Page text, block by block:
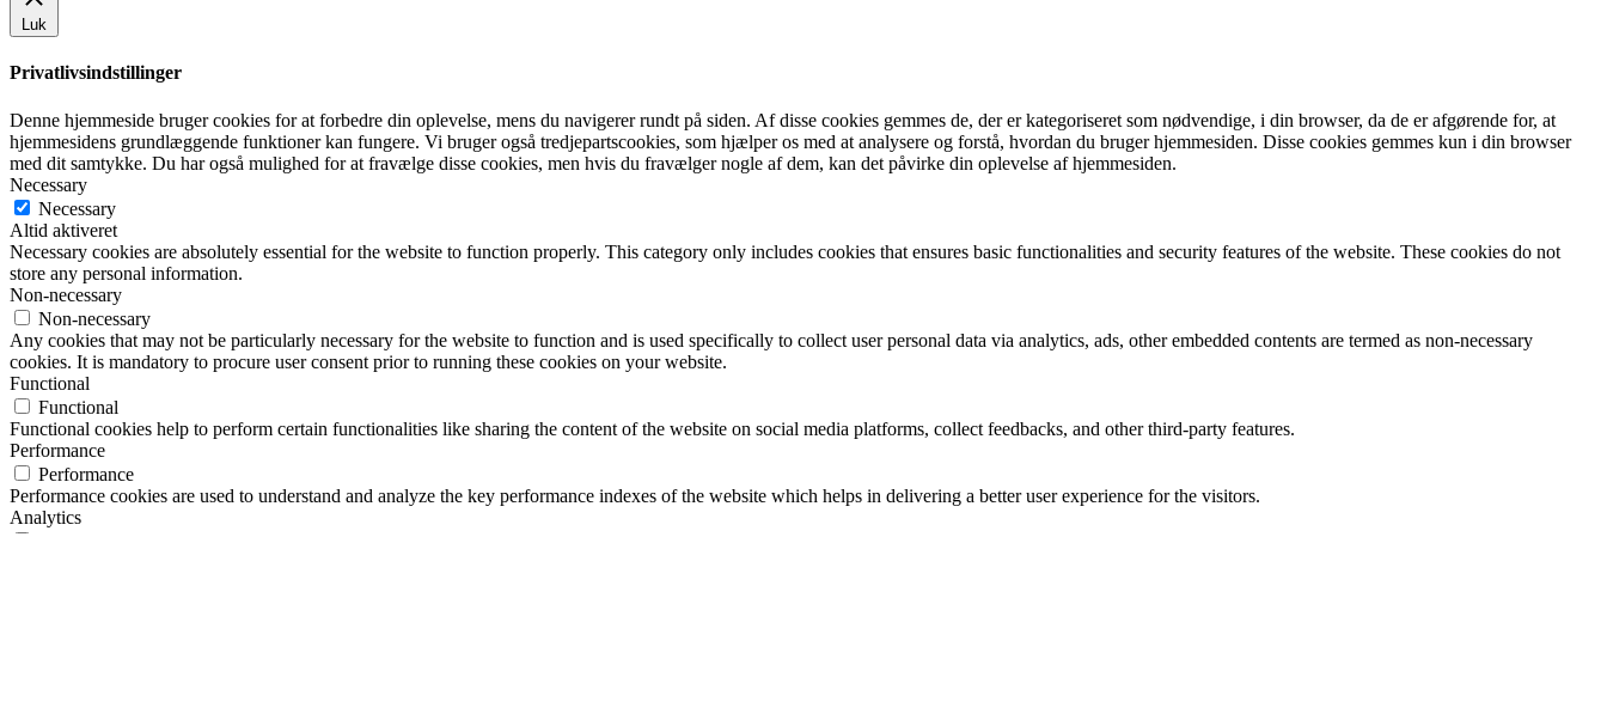
Luk
Privatlivsindstillinger
Denne hjemmeside bruger cookies for at forbedre din oplevelse, mens du navigerer rundt på siden. Af disse cookies gemmes de, der er kategoriseret som nødvendige, i din browser, da de er afgørende for, at
hjemmesidens grundlæggende funktioner kan fungere. Vi bruger også tredjepartscookies, som hjælper os med at analysere og forstå, hvordan du bruger hjemmesiden. Disse cookies gemmes kun i din browser
med dit samtykke. Du har også mulighed for at fravælge disse cookies, men hvis du fravælger nogle af dem, kan det påvirke din oplevelse af hjemmesiden.
Necessary
Necessary
Altid aktiveret
Necessary cookies are absolutely essential for the website to function properly. This category only includes cookies that ensures basic functionalities and security features of the website. These cookies do not
store any personal information.
Non-necessary
Non-necessary
Any cookies that may not be particularly necessary for the website to function and is used specifically to collect user personal data via analytics, ads, other embedded contents are termed as non-necessary
cookies. It is mandatory to procure user consent prior to running these cookies on your website.
Functional
Functional
Functional cookies help to perform certain functionalities like sharing the content of the website on social media platforms, collect feedbacks, and other third-party features.
Performance
Performance
Performance cookies are used to understand and analyze the key performance indexes of the website which helps in delivering a better user experience for the visitors.
Analytics